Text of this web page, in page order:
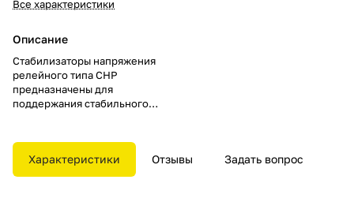
Все характеристики
Описание
Стабилизаторы напряжения
релейного типа СНР
предназначены для
поддержания стабильного
назначения 220В, 50Гц при
отклонениях сетевого
напряжения в широких
Характеристики Отзывы Задать вопрос